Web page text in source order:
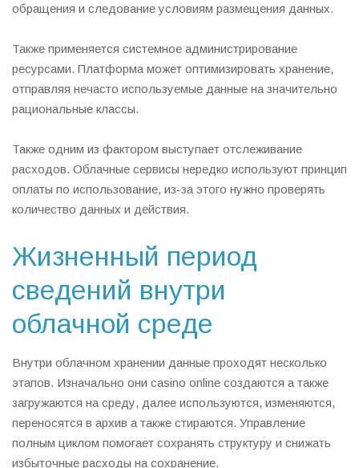
обращения и следование условиям размещения данных.
Также применяется системное администрирование
ресурсами. Платформа может оптимизировать хранение,
отправляя нечасто используемые данные на значительно
рациональные классы.
Также одним из фактором выступает отслеживание
расходов. Облачные сервисы нередко используют принцип
оплаты по использование, из-за этого нужно проверять
количество данных и действия.
Жизненный период
сведений внутри
облачной среде
Внутри облачном хранении данные проходят несколько
этапов. Изначально они casino online создаются а также
загружаются на среду, далее используются, изменяются,
переносятся в архив а также стираются. Управление
полным циклом помогает сохранять структуру и снижать
избыточные расходы на сохранение.